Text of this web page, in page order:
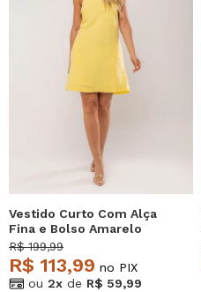
Vestido Curto Com Alça
Fina e Bolso Amarelo
Salvatore
R$ 199,99
R$ 113,99 no PIX
ou 2x de R$ 59,99